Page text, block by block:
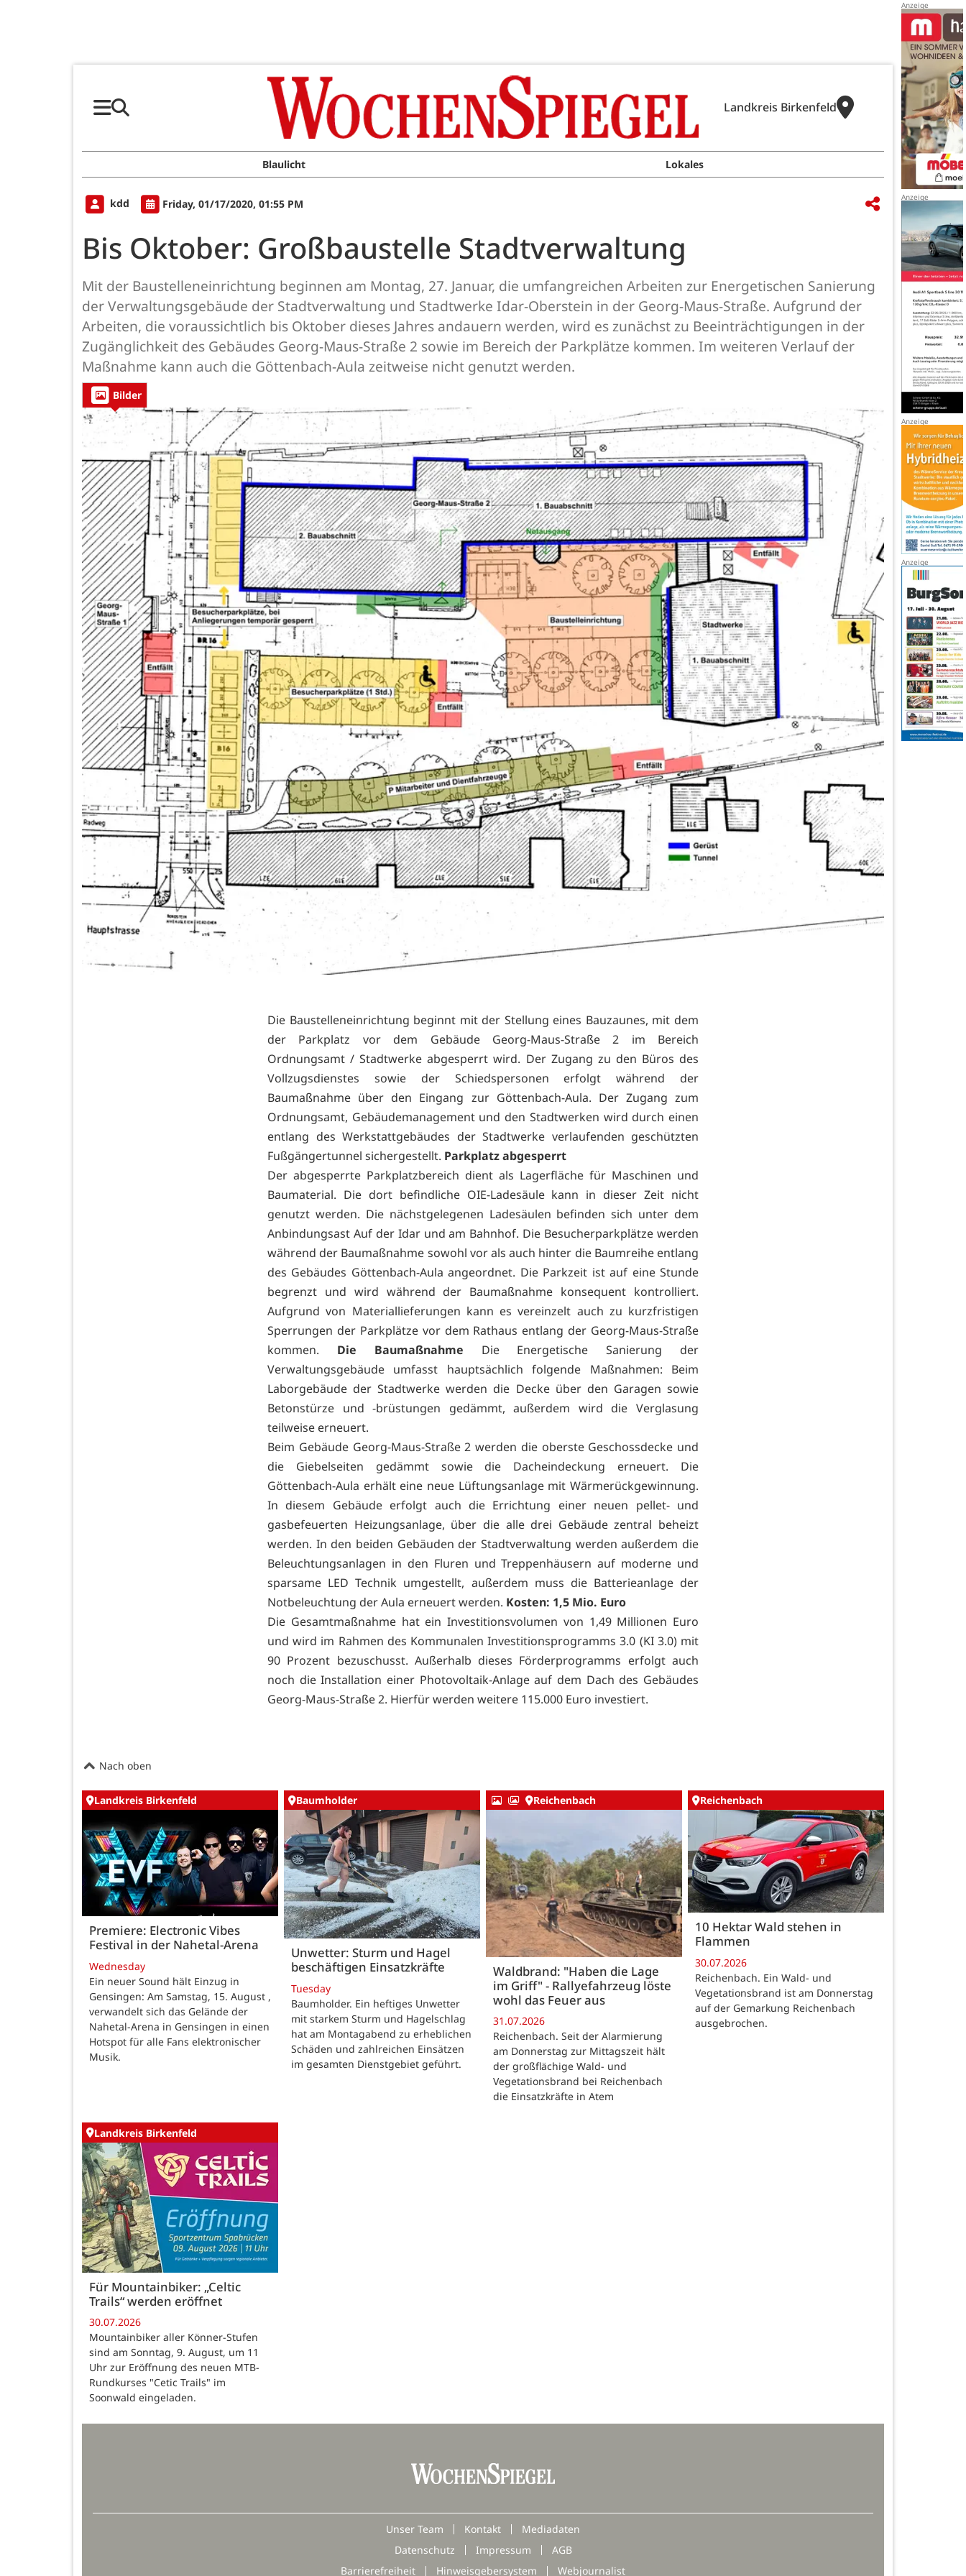
Landkreis Birkenfeld
Blaulicht Lokales
kdd Friday, 01/17/2020, 01:55 PM
Bis Oktober: Großbaustelle Stadtverwaltung
Mit der Baustelleneinrichtung beginnen am Montag, 27. Januar, die umfangreichen Arbeiten zur Energetischen Sanierung
der Verwaltungsgebäude der Stadtverwaltung und Stadtwerke Idar-Oberstein in der Georg-Maus-Straße. Aufgrund der
Arbeiten, die voraussichtlich bis Oktober dieses Jahres andauern werden, wird es zunächst zu Beeinträchtigungen in der
Zugänglichkeit des Gebäudes Georg-Maus-Straße 2 sowie im Bereich der Parkplätze kommen. Im weiteren Verlauf der
Maßnahme kann auch die Göttenbach-Aula zeitweise nicht genutzt werden.
Bilder
Die Baustelleneinrichtung beginnt mit der Stellung eines Bauzaunes, mit dem
der Parkplatz vor dem Gebäude Georg-Maus-Straße 2 im Bereich
Ordnungsamt / Stadtwerke abgesperrt wird. Der Zugang zu den Büros des
Vollzugsdienstes sowie der Schiedspersonen erfolgt während der
Baumaßnahme über den Eingang zur Göttenbach-Aula. Der Zugang zum
Ordnungsamt, Gebäudemanagement und den Stadtwerken wird durch einen
entlang des Werkstattgebäudes der Stadtwerke verlaufenden geschützten
Fußgängertunnel sichergestellt. Parkplatz abgesperrt
Der abgesperrte Parkplatzbereich dient als Lagerfläche für Maschinen und
Baumaterial. Die dort befindliche OIE-Ladesäule kann in dieser Zeit nicht
genutzt werden. Die nächstgelegenen Ladesäulen befinden sich unter dem
Anbindungsast Auf der Idar und am Bahnhof. Die Besucherparkplätze werden
während der Baumaßnahme sowohl vor als auch hinter die Baumreihe entlang
des Gebäudes Göttenbach-Aula angeordnet. Die Parkzeit ist auf eine Stunde
begrenzt und wird während der Baumaßnahme konsequent kontrolliert.
Aufgrund von Materiallieferungen kann es vereinzelt auch zu kurzfristigen
Sperrungen der Parkplätze vor dem Rathaus entlang der Georg-Maus-Straße
kommen. Die Baumaßnahme Die Energetische Sanierung der
Verwaltungsgebäude umfasst hauptsächlich folgende Maßnahmen: Beim
Laborgebäude der Stadtwerke werden die Decke über den Garagen sowie
Betonstürze und -brüstungen gedämmt, außerdem wird die Verglasung
teilweise erneuert.
Beim Gebäude Georg-Maus-Straße 2 werden die oberste Geschossdecke und
die Giebelseiten gedämmt sowie die Dacheindeckung erneuert. Die
Göttenbach-Aula erhält eine neue Lüftungsanlage mit Wärmerückgewinnung.
In diesem Gebäude erfolgt auch die Errichtung einer neuen pellet- und
gasbefeuerten Heizungsanlage, über die alle drei Gebäude zentral beheizt
werden. In den beiden Gebäuden der Stadtverwaltung werden außerdem die
Beleuchtungsanlagen in den Fluren und Treppenhäusern auf moderne und
sparsame LED Technik umgestellt, außerdem muss die Batterieanlage der
Notbeleuchtung der Aula erneuert werden. Kosten: 1,5 Mio. Euro
Die Gesamtmaßnahme hat ein Investitionsvolumen von 1,49 Millionen Euro
und wird im Rahmen des Kommunalen Investitionsprogramms 3.0 (KI 3.0) mit
90 Prozent bezuschusst. Außerhalb dieses Förderprogramms erfolgt auch
noch die Installation einer Photovoltaik-Anlage auf dem Dach des Gebäudes
Georg-Maus-Straße 2. Hierfür werden weitere 115.000 Euro investiert.
Nach oben
Landkreis Birkenfeld
Premiere: Electronic Vibes
Festival in der Nahetal-Arena
Wednesday
Ein neuer Sound hält Einzug in
Gensingen: Am Samstag, 15. August ,
verwandelt sich das Gelände der
Nahetal-Arena in Gensingen in einen
Hotspot für alle Fans elektronischer
Musik.
Baumholder
Unwetter: Sturm und Hagel
beschäftigen Einsatzkräfte
Tuesday
Baumholder. Ein heftiges Unwetter
mit starkem Sturm und Hagelschlag
hat am Montagabend zu erheblichen
Schäden und zahlreichen Einsätzen
im gesamten Dienstgebiet geführt.
Reichenbach
Waldbrand: "Haben die Lage
im Griff" - Rallyefahrzeug löste
wohl das Feuer aus
31.07.2026
Reichenbach. Seit der Alarmierung
am Donnerstag zur Mittagszeit hält
der großflächige Wald- und
Vegetationsbrand bei Reichenbach
die Einsatzkräfte in Atem
Reichenbach
10 Hektar Wald stehen in
Flammen
30.07.2026
Reichenbach. Ein Wald- und
Vegetationsbrand ist am Donnerstag
auf der Gemarkung Reichenbach
ausgebrochen.
Landkreis Birkenfeld
Für Mountainbiker: „Celtic
Trails“ werden eröffnet
30.07.2026
Mountainbiker aller Könner-Stufen
sind am Sonntag, 9. August, um 11
Uhr zur Eröffnung des neuen MTB-
Rundkurses "Cetic Trails" im
Soonwald eingeladen.
Unser Team Kontakt
Mediadaten
Datenschutz
Impressum
AGB
Barrierefreiheit
Hinweisgebersystem Webjournalist